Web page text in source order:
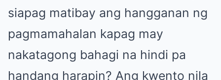
siapag matibay ang hangganan ng
pagmamahalan kapag may
nakatagong bahagi na hindi pa
handang harapin? Ang kwento nila